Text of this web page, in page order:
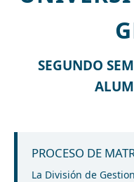
SEGUNDO
PROCESO DE
La División de